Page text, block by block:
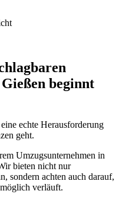
beginnt
echte Herausforderung
geht.
Umzugsunternehmen in
bieten nicht nur
sondern achten auch darauf,
verläuft.